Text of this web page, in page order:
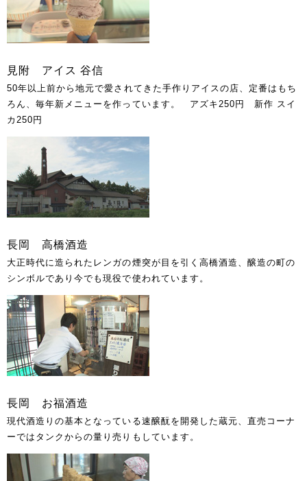
見附 アイス 谷信
50年以上前から地元で愛されてきた手作りアイスの店、定番はもち
ろん、毎年新メニューを作っています。 アズキ250円 新作 スイ
カ250円
長岡 高橋酒造
大正時代に造られたレンガの煙突が目を引く高橋酒造、醸造の町の
シンボルであり今でも現役で使われています。
長岡 お福酒造
現代酒造りの基本となっている速醸酛を開発した蔵元、直売コーナ
ーではタンクからの量り売りもしています。